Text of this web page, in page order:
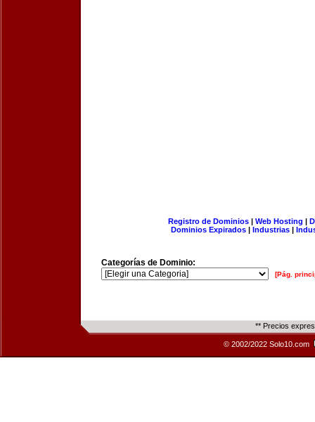
Registro de Dominios| Web Hosting |
Dominios Expirados | Industrias |
Categorías de Dominio:
[Pág.
** Precios
© 2002/2022 Solo10.com